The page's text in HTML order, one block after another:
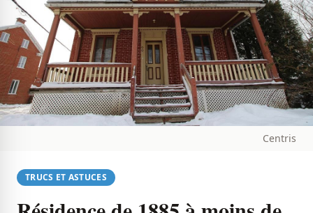
Centris
TRUCS ET ASTUCES